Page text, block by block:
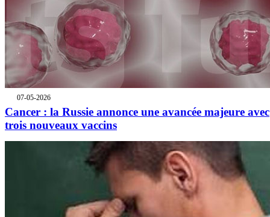
07-05-2026
Cancer : la Russie annonce une avancée majeure avec
trois nouveaux vaccins